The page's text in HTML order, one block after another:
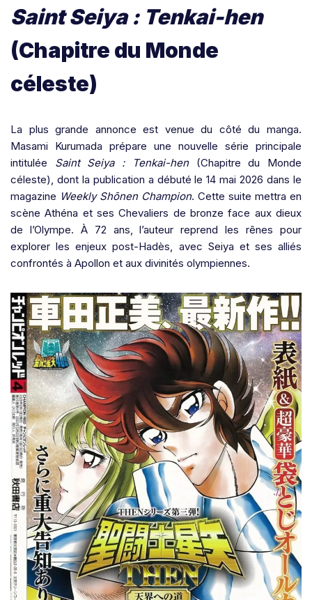
Saint Seiya : Tenkai-hen
(Chapitre du Monde
céleste)
La plus grande annonce est venue du côté du manga.
Masami Kurumada prépare une nouvelle série principale
intitulée Saint Seiya : Tenkai-hen(Chapitre du Monde
céleste), dont la publication a débuté le 14 mai 2026 dans le
magazine Weekly Shōnen Champion. Cette suite mettra en
scène Athéna et ses Chevaliers de bronze face aux dieux
de l’Olympe. À 72 ans, l’auteur reprend les rênes pour
explorer les enjeux post-Hadès, avec Seiya et ses alliés
confrontés à Apollon et aux divinités olympiennes.